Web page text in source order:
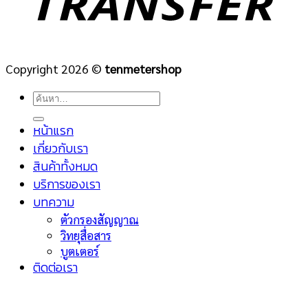
Copyright 2026 © tenmetershop
ค้นหา:
หน้าแรก
เกี่ยวกับเรา
สินค้าทั้งหมด
บริการของเรา
บทความ
ตัวกรองสัญญาณ
วิทยุสื่อสาร
บูตเตอร์
ติดต่อเรา